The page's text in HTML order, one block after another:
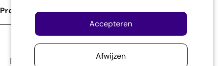
Accepteren
Afwijzen
Product Omschrijving
Met zijn uitstekende oortjes steelt hij echt de